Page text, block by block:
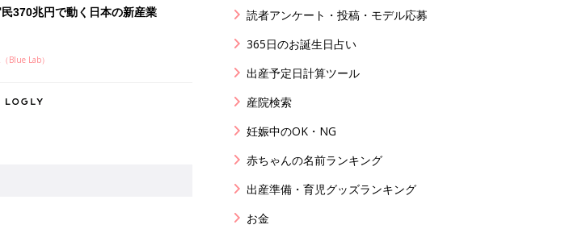
370兆円で動く日本の新産業
Blue Lab）
読者アンケート・投稿・モデル応募
365日のお誕生日占い
出産予定日計算ツール
産院検索
妊娠中のOK・NG
赤ちゃんの名前ランキング
出産準備・育児グッズランキング
お金